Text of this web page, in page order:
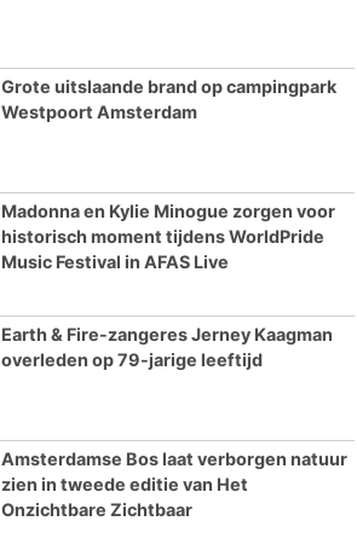
Grote uitslaande brand op campingpark
Westpoort Amsterdam
Madonna en Kylie Minogue zorgen voor
historisch moment tijdens WorldPride
Music Festival in AFAS Live
Earth & Fire-zangeres Jerney Kaagman
overleden op 79-jarige leeftijd
Amsterdamse Bos laat verborgen natuur
zien in tweede editie van Het
Onzichtbare Zichtbaar